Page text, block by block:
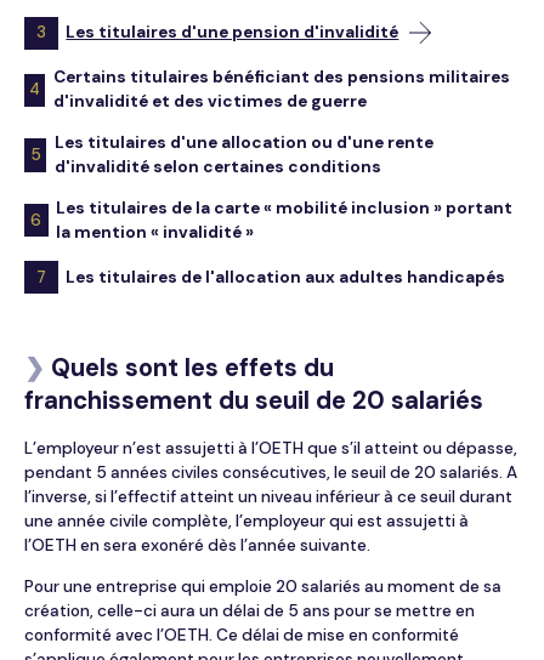
3 Les titulaires d'une pension d'invalidité
4
Certains titulaires bénéficiant des pensions militaires
d'invalidité et des victimes de guerre
5
Les titulaires d'une allocation ou d'une rente
d'invalidité selon certaines conditions
6
Les titulaires de la carte « mobilité inclusion » portant
la mention « invalidité »
7 Les titulaires de l'allocation aux adultes handicapés
❯ Quels sont les effets du
franchissement du seuil de 20 salariés
L’employeur n’est assujetti à l’OETH que s’ilatteint ou dépasse,
pendant 5 années civiles consécutives, le seuil de 20 salariés. A
l’inverse, si l’effectif atteint un niveau inférieur à ce seuil durant
une année civile complète, l’employeur qui est assujetti à
l’OETH en seraexonéré dès l’année suivante.
Pour une entreprise qui emploie 20 salariés au moment de sa
création, celle-ci aura un délai de 5 ans pour se mettre en
conformité avec l’OETH. Ce délai de mise en conformité